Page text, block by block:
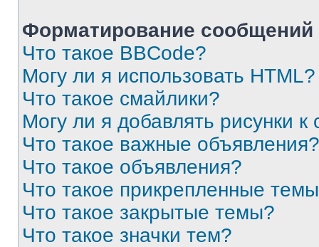
Форматирование
Что такое BBCode?
Могу ли я использовать HTML?
Что такое смайлики?
Могу ли я добавлять рисунки
Что такое важные объявления?
Что такое объявления?
Что такое прикрепленные
Что такое закрытые темы?
Что такое значки тем?